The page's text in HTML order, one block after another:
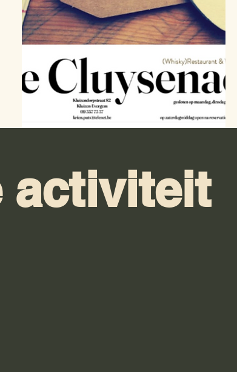
activiteit